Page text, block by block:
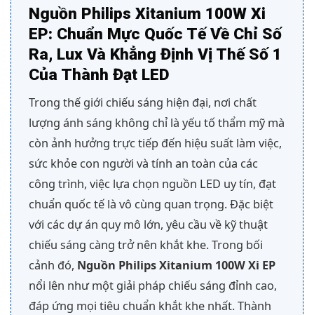
Nguồn Philips Xitanium 100W Xi
EP: Chuẩn Mực Quốc Tế Về Chỉ Số
Ra, Lux Và Khẳng Định Vị Thế Số 1
Của Thành Đạt LED
Trong thế giới chiếu sáng hiện đại, nơi chất
lượng ánh sáng không chỉ là yếu tố thẩm mỹ mà
còn ảnh hưởng trực tiếp đến hiệu suất làm việc,
sức khỏe con người và tính an toàn của các
công trình, việc lựa chọn nguồn LED uy tín, đạt
chuẩn quốc tế là vô cùng quan trọng. Đặc biệt
với các dự án quy mô lớn, yêu cầu về kỹ thuật
chiếu sáng càng trở nên khắt khe. Trong bối
cảnh đó, Nguồn Philips Xitanium 100W Xi EP
nổi lên như một giải pháp chiếu sáng đỉnh cao,
đáp ứng mọi tiêu chuẩn khắt khe nhất. Thành